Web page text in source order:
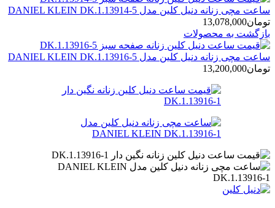
ساعت مچی زنانه دنیل کلین مدل DANIEL KLEIN DK.1.13914-5
تومان13,078,000
بازگشت به محصولات
ساعت مچی زنانه دنیل کلین مدل DANIEL KLEIN DK.1.13916-5
تومان13,200,000